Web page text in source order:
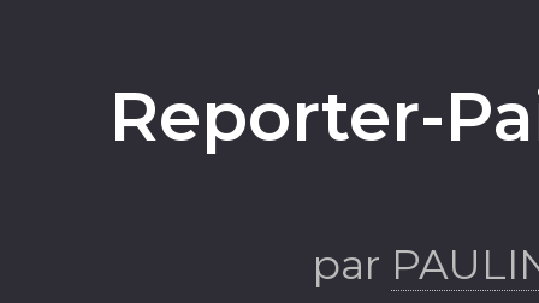
Reporter-
par